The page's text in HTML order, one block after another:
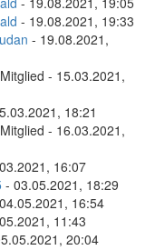
- 19.08.2021, 19:33
- 19.08.2021,
- 15.03.2021,
18:21
- 16.03.2021,
16:07
- 03.05.2021, 18:29
16:54
11:43
20:04